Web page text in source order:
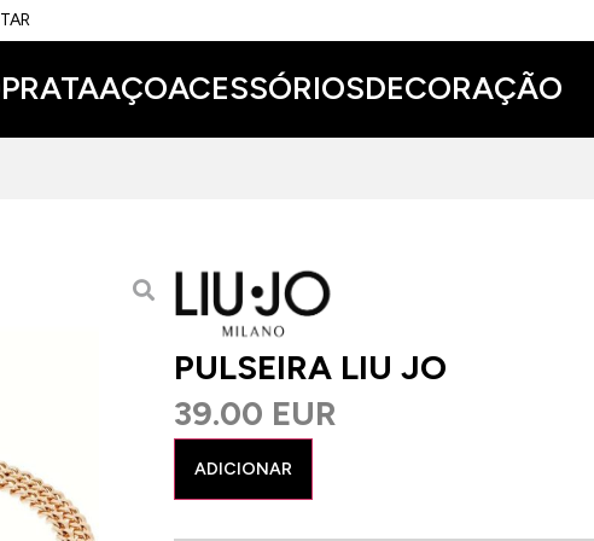
PRATAAÇOACESSÓRIOSDECORAÇÃO
PULSEIRA LIU JO
39.00 EUR
ADICIONAR